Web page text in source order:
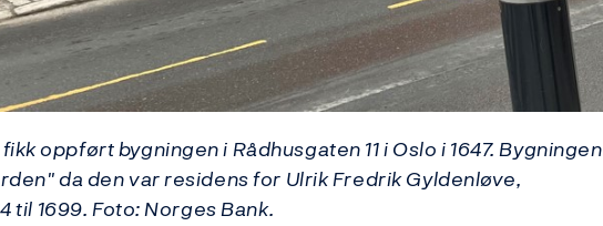
oppført bygningen i Rådhusgaten 11 i Oslo i 1647. Bygningen
da den var residens for Ulrik Fredrik Gyldenløve,
1699. Foto: Norges Bank.